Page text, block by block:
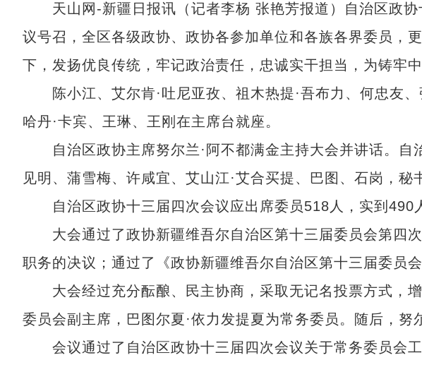
天山网-新疆日报讯（记者李杨 张艳芳报道）自治区政协
议号召，全区各级政协、政协各参加单位和各族各界委员，
下，发扬优良传统，牢记政治责任，忠诚实干担当，为铸牢
陈小江、艾尔肯·吐尼亚孜、祖木热提·吾布力、何忠友、
哈丹·卡宾、王琳、王刚在主席台就座。
自治区政协主席努尔兰·阿不都满金主持大会并讲话。自
见明、蒲雪梅、许咸宜、艾山江·艾合买提、巴图、石岗，秘
自治区政协十三届四次会议应出席委员518人，实到490
大会通过了政协新疆维吾尔自治区第十三届委员会第四次
职务的决议；通过了《政协新疆维吾尔自治区第十三届委员
大会经过充分酝酿、民主协商，采取无记名投票方式，增
委员会副主席，巴图尔夏·依力发提夏为常务委员。随后，努
会议通过了自治区政协十三届四次会议关于常务委员会工